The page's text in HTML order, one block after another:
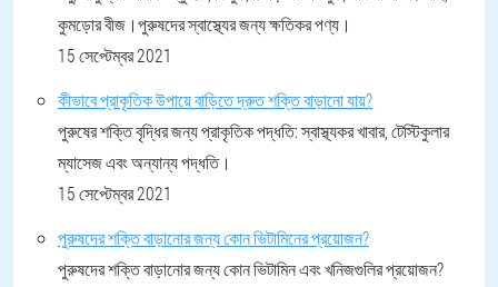
কুমড়োর বীজ।পুরুষদের স্বাস্থ্যের জন্য ক্ষতিকর পণ্য।
15 সেপ্টেম্বর 2021
কীভাবে প্রাকৃতিক উপায়ে বাড়িতে দ্রুত শক্তি বাড়ানো যায়?
পুরুষের শক্তি বৃদ্ধির জন্য প্রাকৃতিক পদ্ধতি: স্বাস্থ্যকর খাবার, টেস্টিকুলার
ম্যাসেজ এবং অন্যান্য পদ্ধতি।
15 সেপ্টেম্বর 2021
পুরুষদের শক্তি বাড়ানোর জন্য কোন ভিটামিনের প্রয়োজন?
পুরুষদের শক্তি বাড়ানোর জন্য কোন ভিটামিন এবং খনিজগুলির প্রয়োজন?